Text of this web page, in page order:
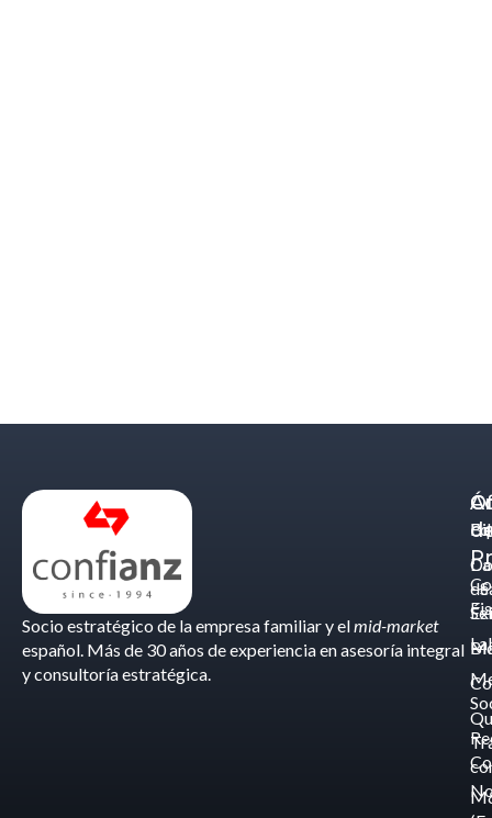
Socio estratégico de la empresa familiar y elmid-market
español. Más de 30 años de experiencia en asesoría integral
y consultoría estratégica.
de
-